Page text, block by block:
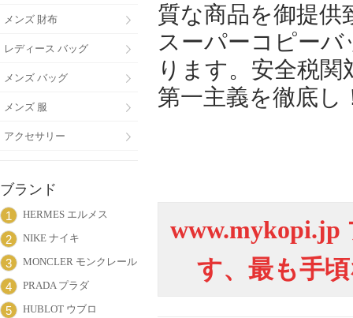
メンズ 財布
レディース バッグ
メンズ バッグ
メンズ 服
アクセサリー
ブランド
1 HERMES エルメス
2 NIKE ナイキ
3 MONCLER モンクレール
4 PRADA プラダ
5 HUBLOT ウブロ
質な商品を御提
スーパーコピー
ります。安全税
第一主義を徹底し
www.mykopi.jp
す、最も手